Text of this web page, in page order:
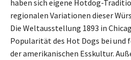
haben sich eigene Hotdog-
regionalen Variationen dieser
Die Weltausstellung 1893 in
Popularität des Hot Dogs bei und
der amerikanischen Esskultur.